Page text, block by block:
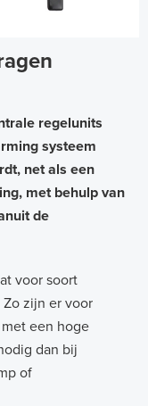
regelunits
systeem
net als een
met behulp van
de
voor soort
zijn er voor
een hoge
dan bij
of